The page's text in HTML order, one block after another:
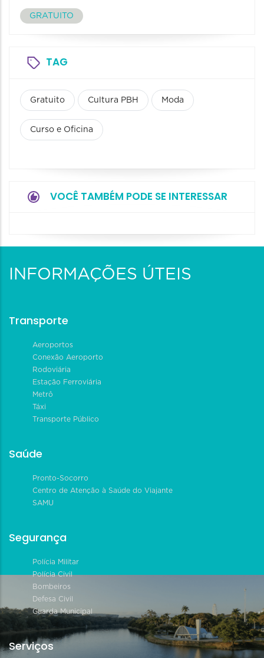
GRATUITO
TAG
Gratuito Cultura PBH Moda
Curso e Oficina
VOCÊ TAMBÉM PODE SE INTERESSAR
INFORMAÇÕES ÚTEIS
Transporte
Aeroportos
Conexão Aeroporto
Rodoviária
Estação Ferroviária
Metrô
Táxi
Transporte Público
Saúde
Pronto-Socorro
Centro de Atenção à Saúde do Viajante
SAMU
Segurança
Polícia Militar
Polícia Civil
Bombeiros
Defesa Civil
Guarda Municipal
Serviços